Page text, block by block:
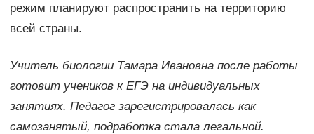
режим планируют распространить на территорию
всей страны.
Учитель биологии Тамара Ивановна после работы
готовит учеников к ЕГЭ на индивидуальных
занятиях. Педагог зарегистрировалась как
самозанятый, подработка стала легальной.